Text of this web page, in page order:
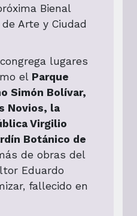
Bienal
Arte y Ciudad
lugares
el Parque
Simón Bolívar,
Novios, la
Virgilio
Botánico de
de obras del
Eduardo
fallecido en